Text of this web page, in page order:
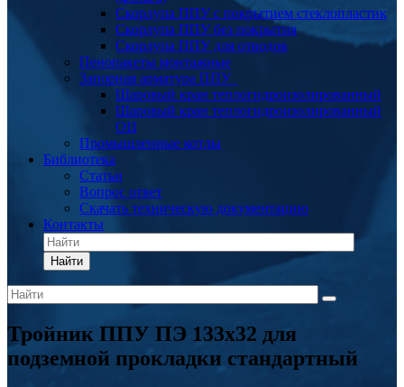
Скорлупа ППУ с покрытием стеклопластик
Скорлупа ППУ без покрытия
Скорлупа ППУ для отводов
Пенопакеты монтажные
Запорная арматура ППУ
Шаровый кран теплогидроизолированный
Шаровый кран теплогидроизолированный
ОЦ
Промышленные котлы
Библиотека
Статьи
Вопрос ответ
Скачать техническую документацию
Контакты
Найти
Тройник ППУ ПЭ 133x32 для
подземной прокладки стандартный